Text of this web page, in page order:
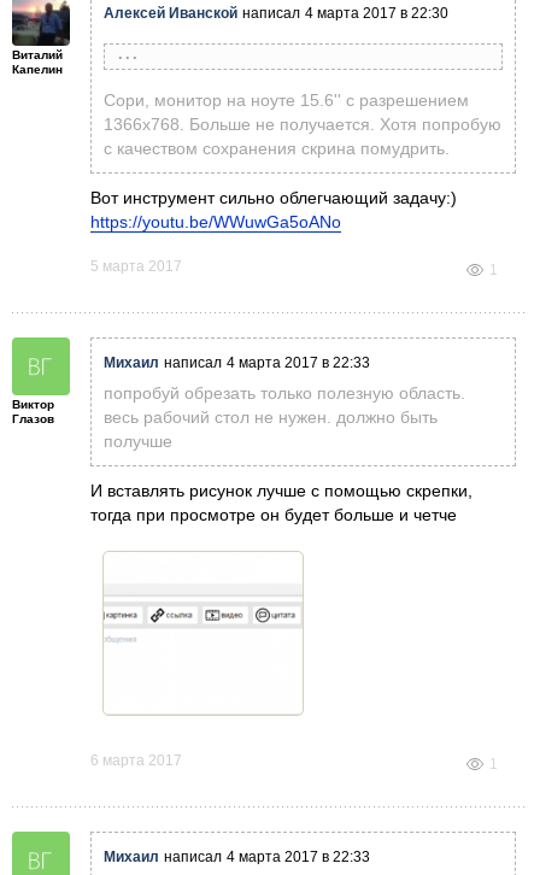
Виталий
Капелин
Алексей Иванской написал 4 марта 2017 в 22:30
Александр Птицын написал 4 марта 2017 в 17:43
Скрины бы побольше, не видно почти ничего:(
Сори, монитор на ноуте 15.6'' с разрешением
1366х768. Больше не получается. Хотя попробую
с качеством сохранения скрина помудрить.
Вот инструмент сильно облегчающий задачу:)
https://youtu.be/WWuwGa5oANo
5 марта 2017 1
Виктор
Глазов
Михаил написал 4 марта 2017 в 22:33
попробуй обрезать только полезную область.
весь рабочий стол не нужен. должно быть
получше
И вставлять рисунок лучше с помощью скрепки,
тогда при просмотре он будет больше и четче
6 марта 2017 1
Михаил написал 4 марта 2017 в 22:33